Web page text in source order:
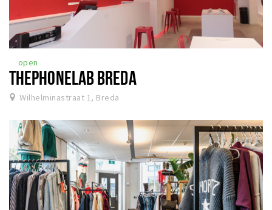
open
THEPHONELAB BREDA
Wilhelminastraat 1, Breda